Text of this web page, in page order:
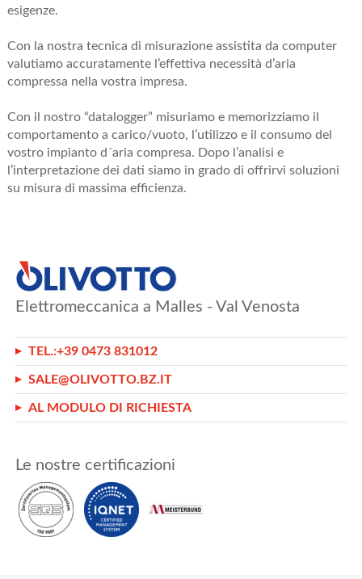
esigenze.
Con la nostra tecnica di misurazione assistita da computer
valutiamo accuratamente l’effettiva necessità d’aria
compressa nella vostra impresa.
Con il nostro “datalogger” misuriamo e memorizziamo il
comportamento a carico/vuoto, l’utilizzo e il consumo del
vostro impianto d´aria compresa. Dopo l’analisi e
l’interpretazione dei dati siamo in grado di offrirvi soluzioni
su misura di massima efficienza.
Elettromeccanica a Malles - Val Venosta
TEL.:+39 0473 831012
SALE@OLIVOTTO.BZ.IT
AL MODULO DI RICHIESTA
Le nostre certificazioni